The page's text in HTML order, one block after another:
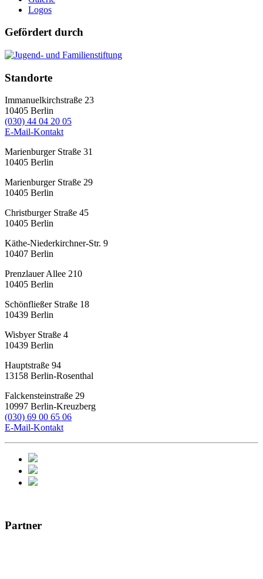
Logos
Gefördert durch
Standorte
Immanuelkirchstraße 23
10405 Berlin
(030) 44 04 20 05
E-Mail-Kontakt
Marienburger Straße 31
10405 Berlin
Marienburger Straße 29
10405 Berlin
Christburger Straße 45
10405 Berlin
Käthe-Niederkirchner-Str. 9
10407 Berlin
Prenzlauer Allee 210
10405 Berlin
Schönfließer Straße 18
10439 Berlin
Wisbyer Straße 4
10439 Berlin
Hauptstraße 94
13158 Berlin-Rosenthal
Falckensteinstraße 29
10997 Berlin-Kreuzberg
(030) 69 00 65 06
E-Mail-Kontakt
Partner